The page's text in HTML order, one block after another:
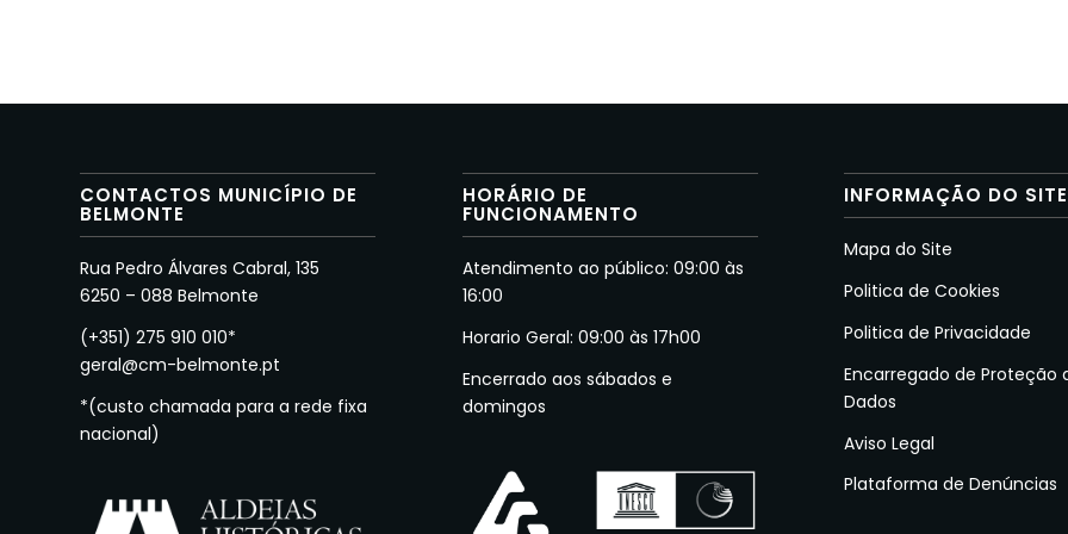
CONTACTOS MUNICÍPIO DE
BELMONTE
Rua Pedro Álvares Cabral, 135
6250 – 088 Belmonte
(+351) 275 910 010*
geral@cm-belmonte.pt
*(custo chamada para a rede fixa
nacional)
HORÁRIO DE
FUNCIONAMENTO
Atendimento ao público: 09:00 às
16:00
Horario Geral: 09:00 às 17h00
Encerrado aos sábados e
domingos
INFORMAÇÃO DO SITE
Mapa do Site
Politica de Cookies
Politica de Privacidade
Encarregado de Proteção
Dados
Aviso Legal
Plataforma de Denúncias